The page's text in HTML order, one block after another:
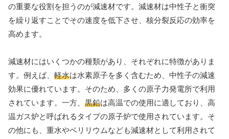
の重要な役割を担うのが減速材です。減速材は中性子と衝突
を繰り返すことでその速度を低下させ、核分裂反応の効率を
高めます。
減速材にはいくつかの種類があり、それぞれに特徴がありま
す。例えば、 軽水は水素原子を多く含むため、中性子の減速
効果に優れています。そのため、多くの原子力発電所で利用
されています。一方、 黒鉛は高温での使用に適しており、高
温ガス炉と呼ばれるタイプの原子炉で使用されています。そ
の他にも、重水やベリリウムなども減速材として利用されて